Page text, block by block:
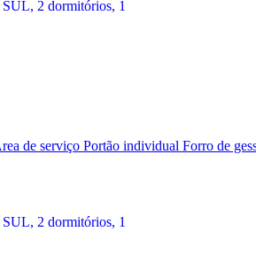
de serviço Portão individual Forro de